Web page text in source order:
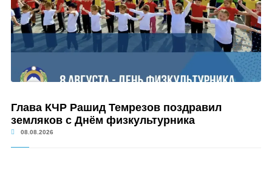
Глава КЧР Рашид Темрезов поздравил
земляков с Днём физкультурника
08.08.2026